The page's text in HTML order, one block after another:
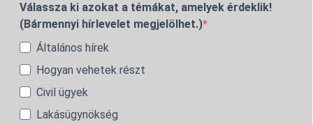
Válassza ki azokat a témákat, amelyek érdeklik!
(Bármennyi hírlevelet megjelölhet.)
Általános hírek
Hogyan vehetek részt
Civil ügyek
Lakásügynökség